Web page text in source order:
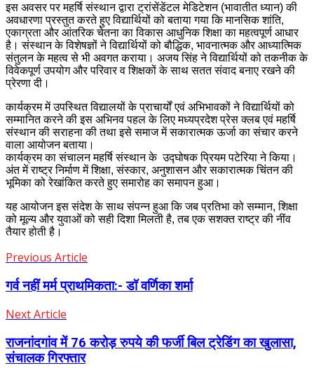
इस अवसर पर महर्षि संस्थान द्वारा ट्रांसेंडेंटल मेडिटेशन (भावातीत ध्यान) की
अवधारणा प्रस्तुत करते हुए विद्यार्थियों को बताया गया कि मानसिक शांति,
एकाग्रता और आंतरिक चेतना का विकास आधुनिक शिक्षा का महत्वपूर्ण आधार
है। संस्थान के विशेषज्ञों ने विद्यार्थियों को बौद्धिक, भावनात्मक और आध्यात्मिक
संतुलन के महत्व से भी अवगत कराया। अजय सिंह ने विद्यार्थियों को तकनीक के
विवेकपूर्ण उपयोग और परिवार व शिक्षकों के साथ सतत संवाद बनाए रखने की
प्रेरणा दी।
कार्यक्रम में उपस्थित विद्यालयों के प्राचार्यों एवं अभिभावकों ने विद्यार्थियों को
सम्मानित करने की इस अभिनव पहल के लिए मध्यप्रदेश प्रेस क्लब एवं महर्षि
संस्थान की सराहना की तथा इसे समाज में सकारात्मक ऊर्जा का संचार करने
वाला आयोजन बताया।
कार्यक्रम का संचालन महर्षि संस्थान के उद्घोषक प्रियम पटेरिया ने किया।
अंत में राष्ट्र निर्माण में शिक्षा, संस्कार, अनुशासन और सकारात्मक चिंतन की
भूमिका को रेखांकित करते हुए समारोह का समापन हुआ।
यह आयोजन इस संदेश के साथ संपन्न हुआ कि जब प्रतिभा को सम्मान, शिक्षा
को मूल्य और युवाओं को सही दिशा मिलती है, तब एक सशक्त राष्ट्र की नींव
तैयार होती है।
Previous Article
गर्व नहीं मर्म प्राथमिकता:- डॉ वर्णिका शर्मा
Next Article
राजनांदगांव में 76 करोड़ रुपये की फर्जी बिल ट्रेडिंग का खुलासा,
संचालक गिरफ्तार